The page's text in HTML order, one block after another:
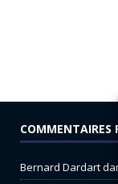
COMMENTAIRES
Bernard Dardart